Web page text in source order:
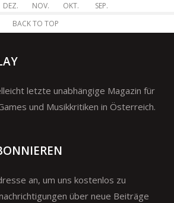
DEZ. NOV. OKT.
SEP.
BACK TO TOP
letzte unabhängige Magazin für
und Musikkritiken in Österreich.
an, um uns kostenlos zu
über neue Beiträge